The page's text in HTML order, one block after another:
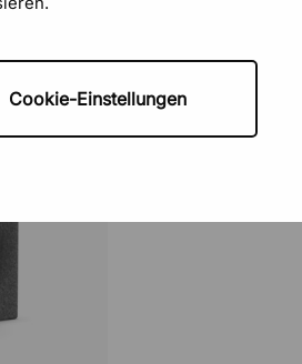
Cookie-Einstellungen
Triple 2 Juni 2026